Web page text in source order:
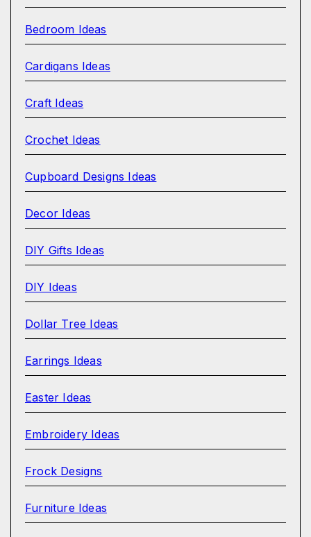
Bedroom Ideas
Cardigans Ideas
Craft Ideas
Crochet Ideas
Cupboard Designs Ideas
Decor Ideas
DIY Gifts Ideas
DIY Ideas
Dollar Tree Ideas
Earrings Ideas
Easter Ideas
Embroidery Ideas
Frock Designs
Furniture Ideas